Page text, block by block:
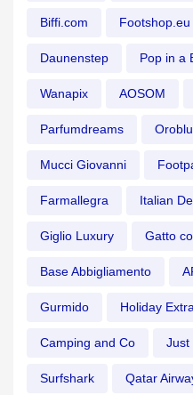
Biffi.com Footshop.eu
Daunenstep Pop in a
Wanapix AOSOM
Parfumdreams Oroblu
Mucci Giovanni
Farmallegra Italian
Giglio Luxury Gatto
Base Abbigliamento
Gurmido Holiday
Camping and Co Just
Surfshark Qatar